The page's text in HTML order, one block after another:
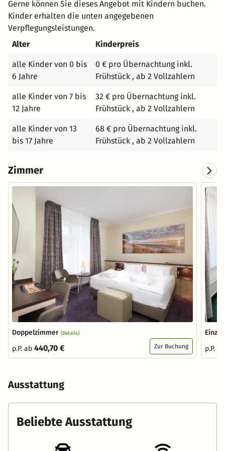
willkommen in unserer eigenen kleinen Welt und freuen
uns darauf, Ihnen ein Zimmer in unserem Hause
bereitzuhalten.
Gerne können Sie dieses Angebot mit Kindern buchen.
Kinder erhalten die unten angegebenen
Verpflegungsleistungen.
Alter
Kinderpreis
alle Kinder von 0 bis
6 Jahre
0 € pro Übernachtung inkl.
Frühstück , ab 2 Vollzahlern
alle Kinder von 7 bis
12 Jahre
32 € pro Übernachtung inkl.
Frühstück , ab 2 Vollzahlern
alle Kinder von 13
bis 17 Jahre
68 € pro Übernachtung inkl.
Frühstück , ab 2 Vollzahlern
Zimmer
Doppelzimmer (Details)
p.P. ab 440,70 € Zur Buchung
p.P.
Ausstattung
Beliebte Ausstattung